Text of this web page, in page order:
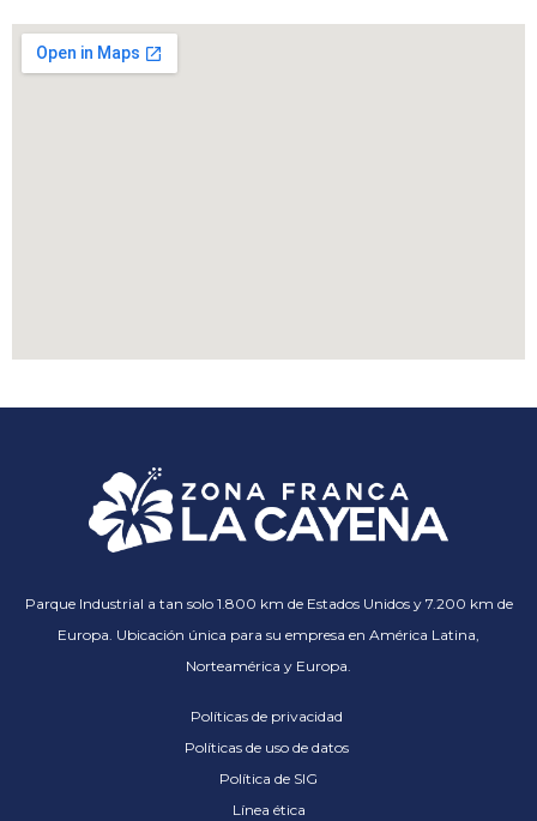
Parque Industrial a tan solo 1.800 km de Estados Unidos y 7.200 km de
Europa. Ubicación única para su empresa en América Latina,
Norteamérica y Europa.
Políticas de privacidad
Políticas de uso de datos
Política de SIG
Línea ética